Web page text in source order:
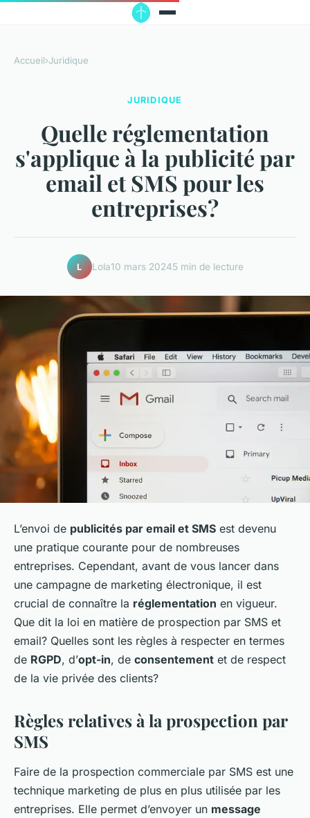
Accueil›Juridique
JURIDIQUE
Quelle réglementation
s'applique à la publicité par
email et SMS pour les
entreprises?
L Lola10 mars 20245 min de lecture
L’envoi de publicités par email et SMS est devenu
une pratique courante pour de nombreuses
entreprises. Cependant, avant de vous lancer dans
une campagne de marketing électronique, il est
crucial de connaître la réglementation en vigueur.
Que dit la loi en matière de prospection par SMS et
email? Quelles sont les règles à respecter en termes
de RGPD, d’opt-in, de consentement et de respect
de la vie privée des clients?
Règles relatives à la prospection par
SMS
Faire de la prospection commerciale par SMS est une
technique marketing de plus en plus utilisée par les
entreprises. Elle permet d’envoyer un message